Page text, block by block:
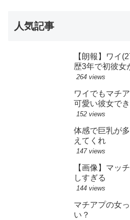
人気記事
【朗報】ワイ
歴3年で初彼女
264 views
ワイでもマチ
可愛い彼女で
152 views
体感で巨乳が
えてくれ
147 views
【画像】マッ
しすぎる
144 views
マチアプの女
い？